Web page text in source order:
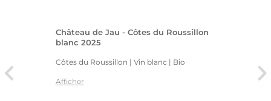
Château de Jau - Côtes du Roussillon
blanc 2025
Côtes du Roussillon | Vin blanc | Bio
Afficher